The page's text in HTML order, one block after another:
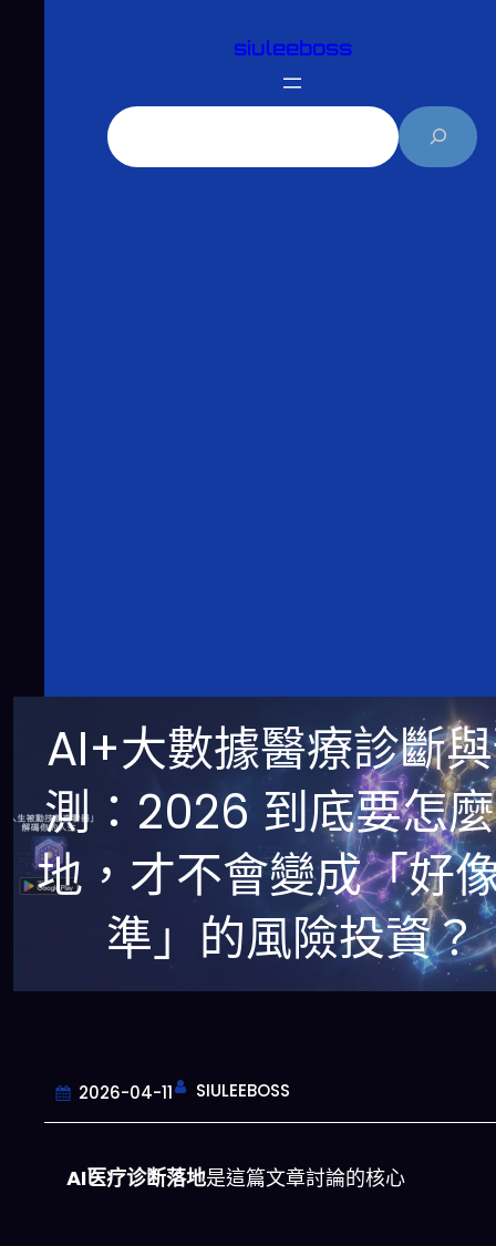
siuleeboss
AI+大數據醫療診斷
測：2026 到底要怎
地，才不會變成「好
準」的風險投資？
2026-04-11 SIULEEBOSS
AI医疗诊断落地是這篇文章討論的核心